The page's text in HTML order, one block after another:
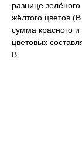
разнице
жёлтого цветов
сумма красного и
цветовых
B.